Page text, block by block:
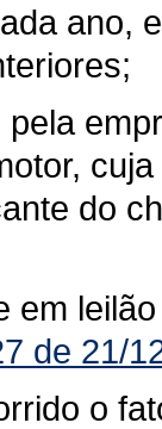
ano,
do
em
de 21/
o